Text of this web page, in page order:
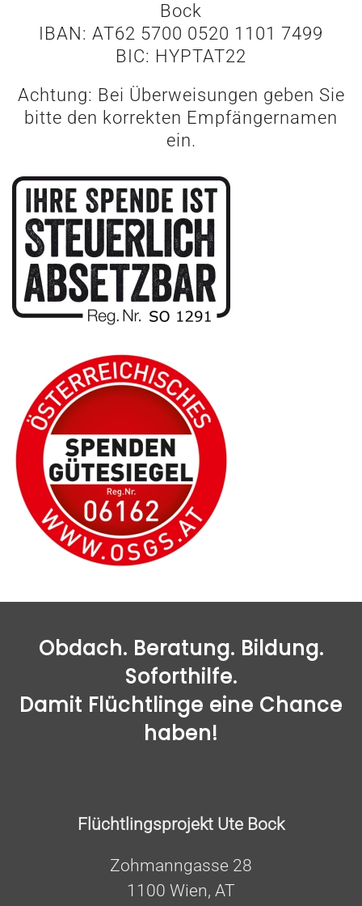
Bock
IBAN: AT62 5700 0520 1101 7499
BIC: HYPTAT22
Achtung: Bei Überweisungen geben Sie
bitte den korrekten Empfängernamen
ein.
Obdach. Beratung. Bildung.
Soforthilfe.
Damit Flüchtlinge eine Chance
haben!
Flüchtlingsprojekt Ute Bock
Zohmanngasse 28
1100 Wien, AT